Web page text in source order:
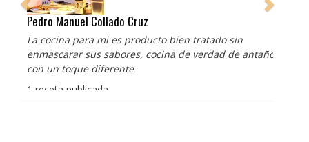
Pedro Manuel Collado Cruz
La cocina para mi es producto bien tratado sin
enmascarar sus sabores, cocina de verdad de antaño
con un toque diferente
1 receta publicada